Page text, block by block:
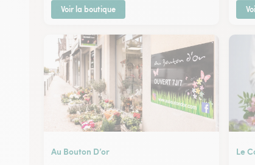
Voir la boutique
Au Bouton D’or Le